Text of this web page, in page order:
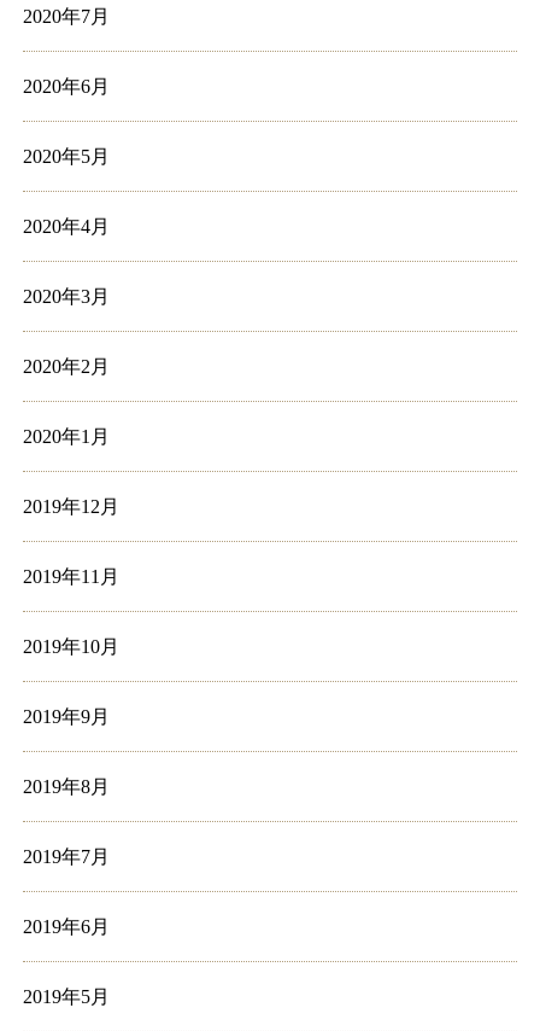
2020年7月
2020年6月
2020年5月
2020年4月
2020年3月
2020年2月
2020年1月
2019年12月
2019年11月
2019年10月
2019年9月
2019年8月
2019年7月
2019年6月
2019年5月